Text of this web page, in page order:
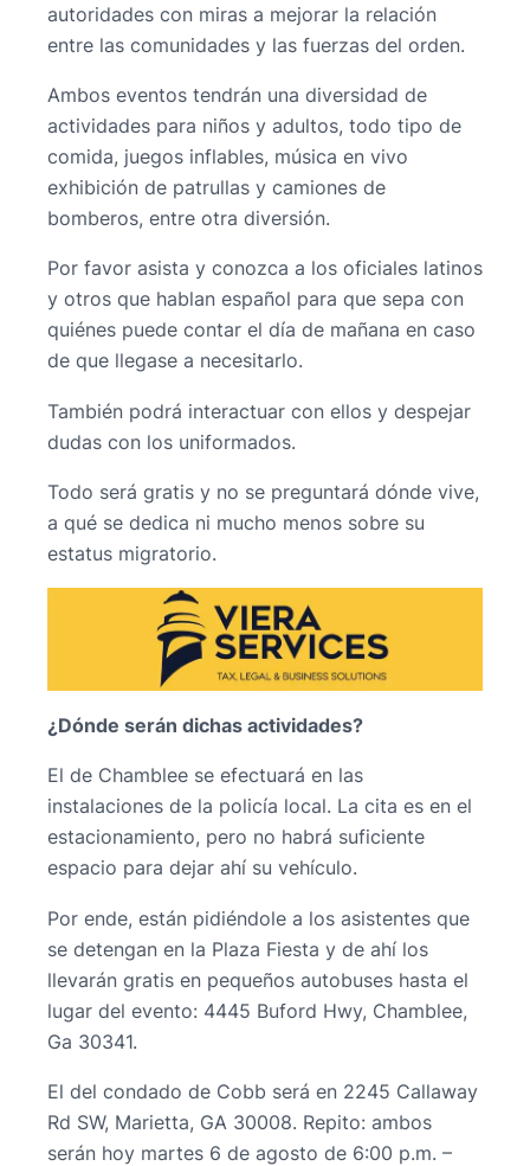
autoridades con miras a mejorar la relación
entre las comunidades y las fuerzas del orden.
Ambos eventos tendrán una diversidad de
actividades para niños y adultos, todo tipo de
comida, juegos inflables, música en vivo
exhibición de patrullas y camiones de
bomberos, entre otra diversión.
Por favor asista y conozca a los oficiales latinos
y otros que hablan español para que sepa con
quiénes puede contar el día de mañana en caso
de que llegase a necesitarlo.
También podrá interactuar con ellos y despejar
dudas con los uniformados.
Todo será gratis y no se preguntará dónde vive,
a qué se dedica ni mucho menos sobre su
estatus migratorio.
¿Dónde serán dichas actividades?
El de Chamblee se efectuará en las
instalaciones de la policía local. La cita es en el
estacionamiento, pero no habrá suficiente
espacio para dejar ahí su vehículo.
Por ende, están pidiéndole a los asistentes que
se detengan en la Plaza Fiesta y de ahí los
llevarán gratis en pequeños autobuses hasta el
lugar del evento: 4445 Buford Hwy, Chamblee,
Ga 30341.
El del condado de Cobb será en 2245 Callaway
Rd SW, Marietta, GA 30008. Repito: ambos
serán hoy martes 6 de agosto de 6:00 p.m. –